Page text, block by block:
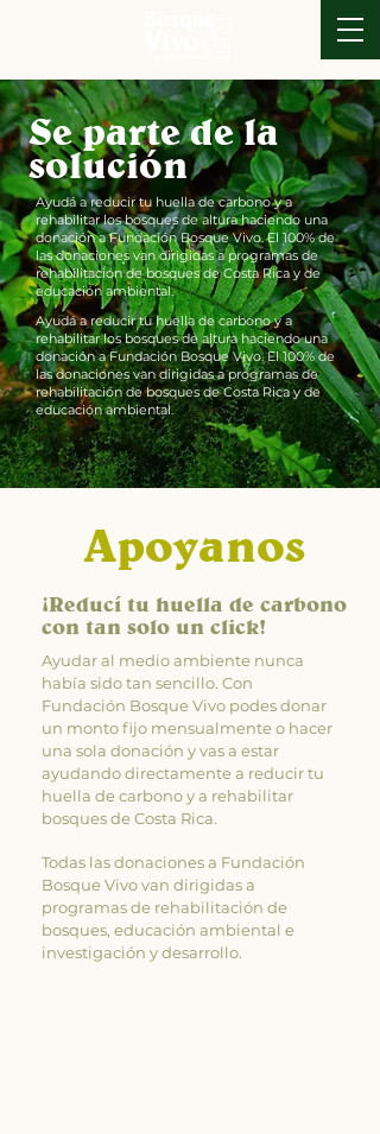
Ayudá a reducir tu huella de carbono y a
rehabilitar los bosques de altura haciendo una
donación a Fundación Bosque Vivo. El 100% de
las donaciones van dirigidas a programas de
rehabilitación de bosques de Costa Rica y de
educación ambiental.
Ayudá a reducir tu huella de carbono y a
rehabilitar los bosques de altura haciendo una
donación a Fundación Bosque Vivo. El 100% de
las donaciones van dirigidas a programas de
rehabilitación de bosques de Costa Rica y de
educación ambiental.
Se parte de la
solución
Apoyanos
¡Reducí tu huella de carbono
con tan solo un click!
Ayudar al medio ambiente nunca
había sido tan sencillo. Con
Fundación Bosque Vivo podes donar
un monto fijo mensualmente o hacer
una sola donación y vas a estar
ayudando directamente a reducir tu
huella de carbono y a rehabilitar
bosques de Costa Rica.
Todas las donaciones a Fundación
Bosque Vivo van dirigidas a
programas de rehabilitación de
bosques, educación ambiental e
investigación y desarrollo.